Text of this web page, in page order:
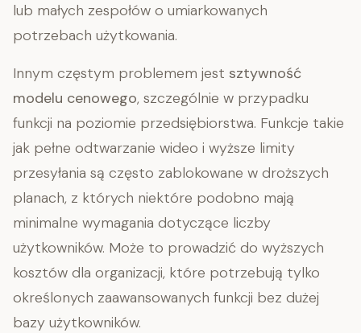
lub małych zespołów o umiarkowanych
potrzebach użytkowania.
Innym częstym problemem jest sztywność
modelu cenowego, szczególnie w przypadku
funkcji na poziomie przedsiębiorstwa. Funkcje takie
jak pełne odtwarzanie wideo i wyższe limity
przesyłania są często zablokowane w droższych
planach, z których niektóre podobno mają
minimalne wymagania dotyczące liczby
użytkowników. Może to prowadzić do wyższych
kosztów dla organizacji, które potrzebują tylko
określonych zaawansowanych funkcji bez dużej
bazy użytkowników.